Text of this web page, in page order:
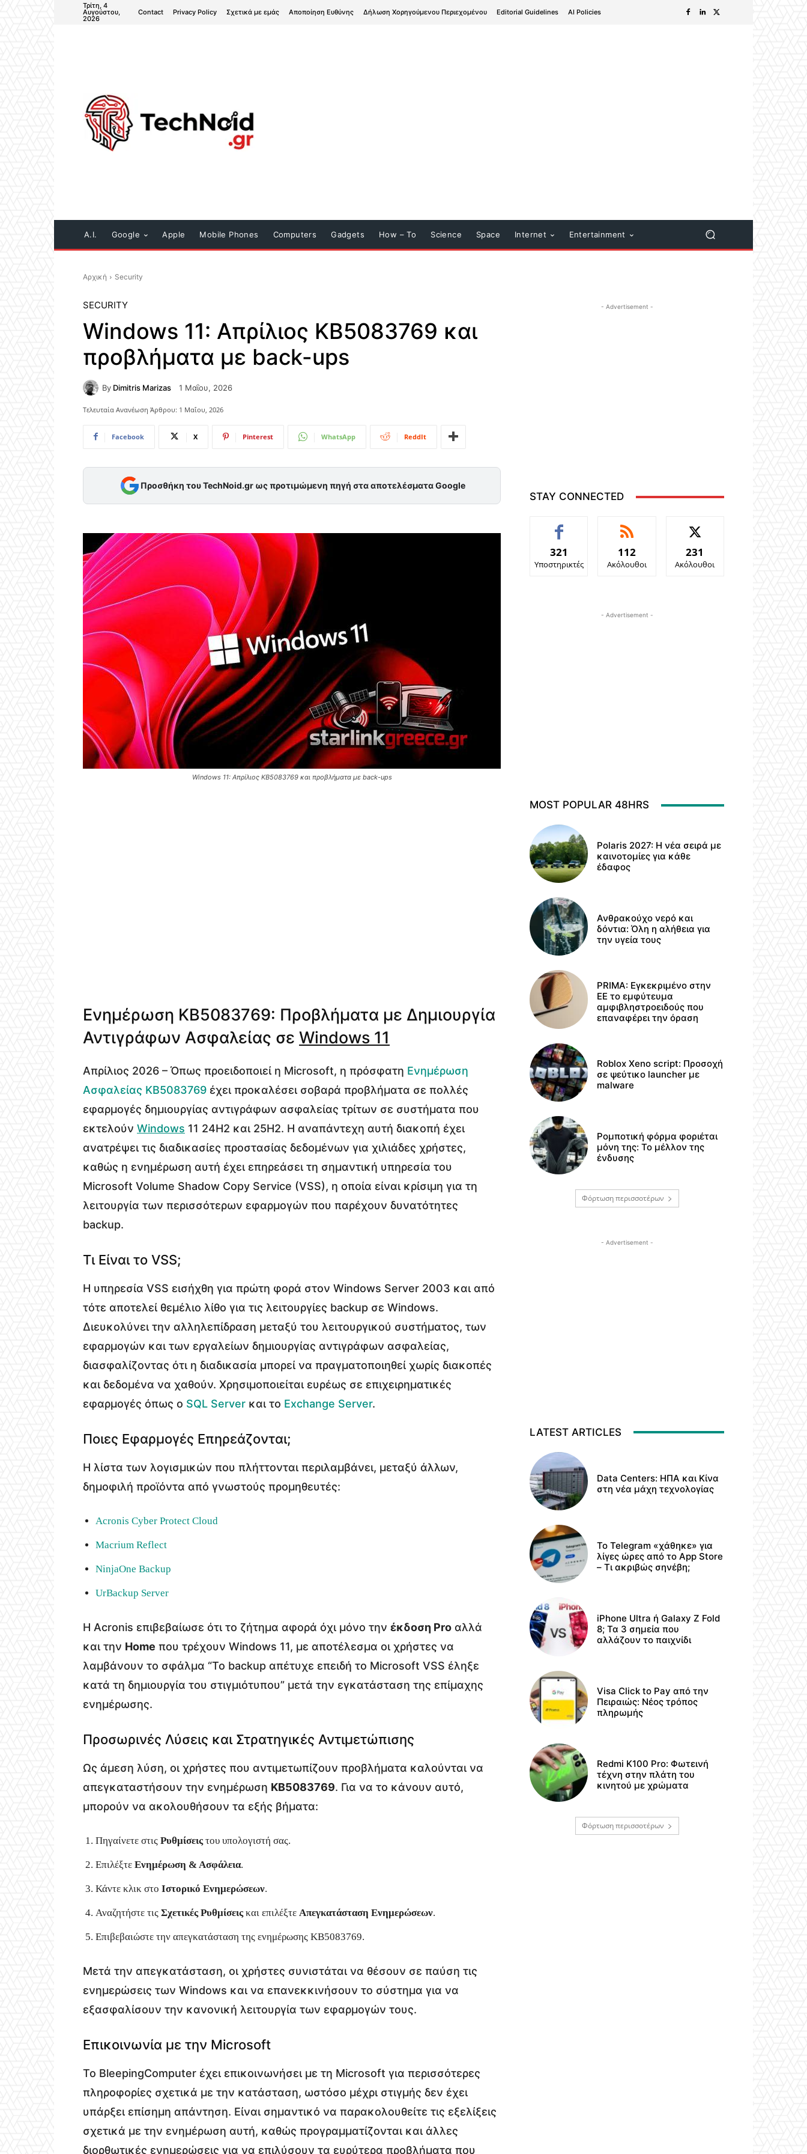
Τρίτη, 4
Αυγούστου,
2026
Contact Privacy Policy Σχετικά με εμάς Αποποίηση Ευθύνης Δήλωση Χορηγούμενου Περιεχομένου Editorial Guidelines AI Policies
A.I. Google Apple Mobile Phones Computers Gadgets How – To Science Space Internet Entertainment
Αρχική Security
SECURITY
Windows 11: Απρίλιος KB5083769 και
προβλήματα με back-ups
By Dimitris Marizas 1 Μαΐου, 2026
Τελευταία Ανανέωση Άρθρου: 1 Μαΐου, 2026
Facebook X Pinterest WhatsApp ReddIt
Προσθήκη του TechNoid.gr ως προτιμώμενη πηγή στα αποτελέσματα Google
Windows 11: Απρίλιος KB5083769 και προβλήματα με back-ups
Ενημέρωση KB5083769: Προβλήματα με Δημιουργία
Αντιγράφων Ασφαλείας σε Windows 11
Απρίλιος 2026 – Όπως προειδοποιεί η Microsoft, η πρόσφατη Ενημέρωση
Ασφαλείας KB5083769 έχει προκαλέσει σοβαρά προβλήματα σε πολλές
εφαρμογές δημιουργίας αντιγράφων ασφαλείας τρίτων σε συστήματα που
εκτελούν Windows 11 24H2 και 25H2. Η αναπάντεχη αυτή διακοπή έχει
ανατρέψει τις διαδικασίες προστασίας δεδομένων για χιλιάδες χρήστες,
καθώς η ενημέρωση αυτή έχει επηρεάσει τη σημαντική υπηρεσία του
Microsoft Volume Shadow Copy Service (VSS), η οποία είναι κρίσιμη για τη
λειτουργία των περισσότερων εφαρμογών που παρέχουν δυνατότητες
backup.
Τι Είναι το VSS;
Η υπηρεσία VSS εισήχθη για πρώτη φορά στον Windows Server 2003 και από
τότε αποτελεί θεμέλιο λίθο για τις λειτουργίες backup σε Windows.
Διευκολύνει την αλληλεπίδραση μεταξύ του λειτουργικού συστήματος, των
εφαρμογών και των εργαλείων δημιουργίας αντιγράφων ασφαλείας,
διασφαλίζοντας ότι η διαδικασία μπορεί να πραγματοποιηθεί χωρίς διακοπές
και δεδομένα να χαθούν. Χρησιμοποιείται ευρέως σε επιχειρηματικές
εφαρμογές όπως ο SQL Server και το Exchange Server.
Ποιες Εφαρμογές Επηρεάζονται;
Η λίστα των λογισμικών που πλήττονται περιλαμβάνει, μεταξύ άλλων,
δημοφιλή προϊόντα από γνωστούς προμηθευτές:
Acronis Cyber Protect Cloud
Macrium Reflect
NinjaOne Backup
UrBackup Server
Η Acronis επιβεβαίωσε ότι το ζήτημα αφορά όχι μόνο την έκδοση Pro αλλά
και την Home που τρέχουν Windows 11, με αποτέλεσμα οι χρήστες να
λαμβάνουν το σφάλμα “Το backup απέτυχε επειδή το Microsoft VSS έληξε
κατά τη δημιουργία του στιγμιότυπου” μετά την εγκατάσταση της επίμαχης
ενημέρωσης.
Προσωρινές Λύσεις και Στρατηγικές Αντιμετώπισης
Ως άμεση λύση, οι χρήστες που αντιμετωπίζουν προβλήματα καλούνται να
απεγκαταστήσουν την ενημέρωση KB5083769. Για να το κάνουν αυτό,
μπορούν να ακολουθήσουν τα εξής βήματα:
Πηγαίνετε στις Ρυθμίσεις του υπολογιστή σας.
Επιλέξτε Ενημέρωση & Ασφάλεια.
Κάντε κλικ στο Ιστορικό Ενημερώσεων.
Αναζητήστε τις Σχετικές Ρυθμίσεις και επιλέξτε Απεγκατάσταση Ενημερώσεων.
Επιβεβαιώστε την απεγκατάσταση της ενημέρωσης KB5083769.
Μετά την απεγκατάσταση, οι χρήστες συνιστάται να θέσουν σε παύση τις
ενημερώσεις των Windows και να επανεκκινήσουν το σύστημα για να
εξασφαλίσουν την κανονική λειτουργία των εφαρμογών τους.
Επικοινωνία με την Microsoft
Το BleepingComputer έχει επικοινωνήσει με τη Microsoft για περισσότερες
πληροφορίες σχετικά με την κατάσταση, ωστόσο μέχρι στιγμής δεν έχει
υπάρξει επίσημη απάντηση. Είναι σημαντικό να παρακολουθείτε τις εξελίξεις
σχετικά με την ενημέρωση αυτή, καθώς προγραμματίζονται και άλλες
διορθωτικές ενημερώσεις για να επιλύσουν τα ευρύτερα προβλήματα που
- Advertisement -
STAY CONNECTED
321
Υποστηρικτές
112
Ακόλουθοι
231
Ακόλουθοι
- Advertisement -
MOST POPULAR 48HRS
Polaris 2027: Η νέα σειρά με
καινοτομίες για κάθε
έδαφος
Ανθρακούχο νερό και
δόντια: Όλη η αλήθεια για
την υγεία τους
PRIMA: Εγκεκριμένο στην
ΕΕ το εμφύτευμα
αμφιβληστροειδούς που
επαναφέρει την όραση
Roblox Xeno script: Προσοχή
σε ψεύτικο launcher με
malware
Ρομποτική φόρμα φοριέται
μόνη της: Το μέλλον της
ένδυσης
Φόρτωση περισσοτέρων
- Advertisement -
LATEST ARTICLES
Data Centers: ΗΠΑ και Κίνα
στη νέα μάχη τεχνολογίας
Το Telegram «χάθηκε» για
λίγες ώρες από το App Store
– Τι ακριβώς σηνέβη;
iPhone Ultra ή Galaxy Z Fold
8; Τα 3 σημεία που
αλλάζουν το παιχνίδι
Visa Click to Pay από την
Πειραιώς: Νέος τρόπος
πληρωμής
Redmi K100 Pro: Φωτεινή
τέχνη στην πλάτη του
κινητού με χρώματα
Φόρτωση περισσοτέρων